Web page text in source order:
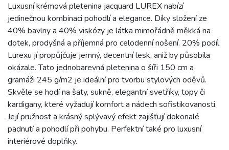
Luxusní krémová pletenina jacquard LUREX nabízí
jedinečnou kombinaci pohodlí a elegance. Díky složení ze
40% bavlny a 40% viskózy je látka mimořádně měkká na
dotek, prodyšná a příjemná pro celodenní nošení. 20% podíl
Lurexu jí propůjčuje jemný, decentní lesk, aniž by působila
okázale. Tato jednobarevná pletenina o šíři 150 cm a
gramáži 245 g/m2 je ideální pro tvorbu stylových oděvů.
Skvěle se hodí na šaty, sukně, elegantní svetříky, topy či
kardigany, které vyžadují komfort a nádech sofistikovanosti.
Její pružnost a krásný splývavý efekt zajišťují dokonalé
padnutí a pohodlí při pohybu. Perfektní také pro luxusní
interiérové doplňky.